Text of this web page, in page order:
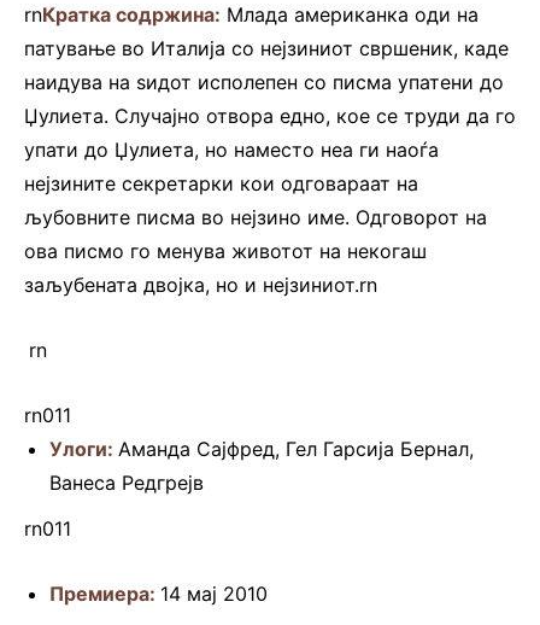
rnКратка содржина: Млада американка оди на
патување во Италија со нејзиниот свршеник, каде
наидува на ѕидот исполепен со писма упатени до
Џулиета. Случајно отвора едно, кое се труди да го
упати до Џулиета, но наместо неа ги наоѓа
нејзините секретарки кои одговараат на
љубовните писма во нејзино име. Одговорот на
ова писмо го менува животот на некогаш
заљубената двојка, но и нејзиниот.rn
rn
rn011
Улоги: Аманда Сајфред, Гел Гарсија Бернал,
Ванеса Редгрејв
rn011
Премиера: 14 мај 2010